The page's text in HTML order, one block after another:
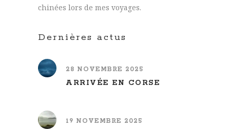
chinées lors de mes voyages.
Dernières actus
28 NOVEMBRE 2025
ARRIVÉE EN CORSE
19 NOVEMBRE 2025